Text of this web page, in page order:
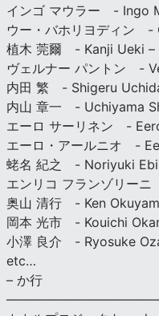
インゴ マウラー - Ingo
ウー・バホリヨディン -
植木 莞爾 - Kanji Ueki –
ヴェルナー パントン -
内田 繁 - Shigeru
内山 章一 - Uchiyama
エーロ サーリネン -
エーロ・アールニオ -
蛯名 紀之 - Noriyuki
エンリコ フランゾリー
奥山 清行 - Ken
岡本 光市 - Kouichi
小澤 良介 - Ryosuke
etc…
– か行